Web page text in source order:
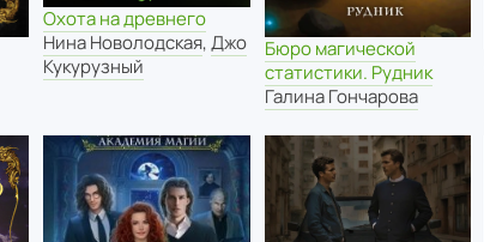
Охота на древнего
Нина Новолодская,Джо
Кукурузный
Бюро магической
статистики. Рудник
Галина Гончарова